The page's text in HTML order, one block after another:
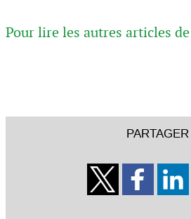
Pour lire les autres articles
PARTAGER